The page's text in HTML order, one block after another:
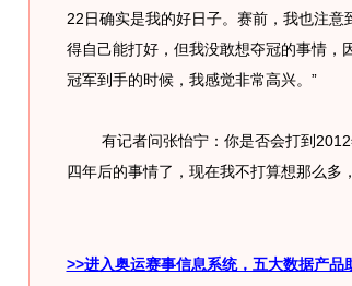
22日确实是我的好日子。赛前，我也注
得自己能打好，但我没敢想夺冠的事情，
冠军到手的时候，我感觉非常高兴。”
有记者问张怡宁：你是否会打到2012
四年后的事情了，现在我不打算想那么多
>>进入奥运赛事信息系统，五大数据产品